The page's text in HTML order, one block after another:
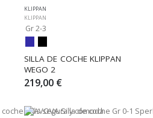
KLIPPAN
KLIPPAN
Gr 2-3
SILLA DE COCHE KLIPPAN
WEGO 2
219,00 €